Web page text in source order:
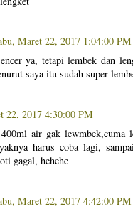
Maret 22, 2017 1:04:00 PM
ya, tetapi lembek dan
saya itu sudah super
22, 2017 4:30:00 PM
air gak lewmbek,cuma
harus coba lagi,
gagal, hehehe
Maret 22, 2017 4:42:00 PM